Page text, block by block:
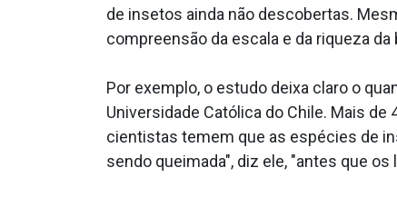
de insetos ainda não descobertas.
compreensão da escala e da riqueza da
Por exemplo, o estudo deixa claro o
Universidade Católica do Chile. Mais
cientistas temem que as espécies de
sendo queimada", diz ele, "antes que